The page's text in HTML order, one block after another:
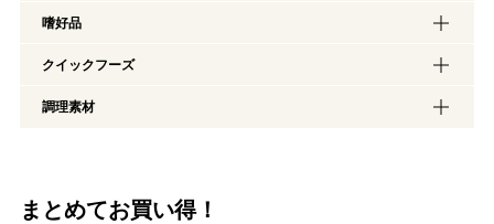
嗜好品
クイックフーズ
調理素材
まとめてお買い得！